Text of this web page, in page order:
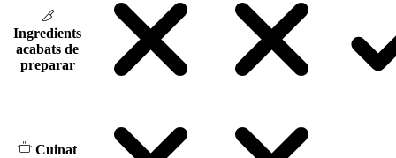
Ingredients
acabats de
preparar
Cuinat